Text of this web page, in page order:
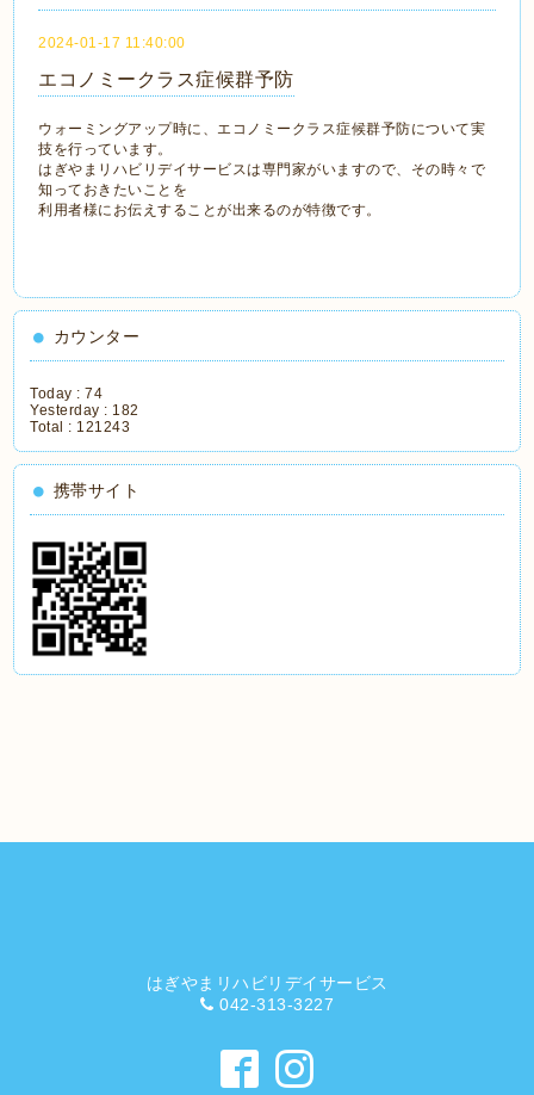
2024-01-17 11:40:00
エコノミークラス症候群予防
ウォーミングアップ時に、エコノミークラス症候群予防について実
技を行っています。
はぎやまリハビリデイサービスは専門家がいますので、その時々で
知っておきたいことを
利用者様にお伝えすることが出来るのが特徴です。
カウンター
Today :74
Yesterday : 182
Total : 121243
携帯サイト
はぎやまリハビリデイサービス
042-313-3227